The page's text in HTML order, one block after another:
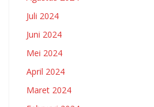
Juli 2024
Juni 2024
Mei 2024
April 2024
Maret 2024